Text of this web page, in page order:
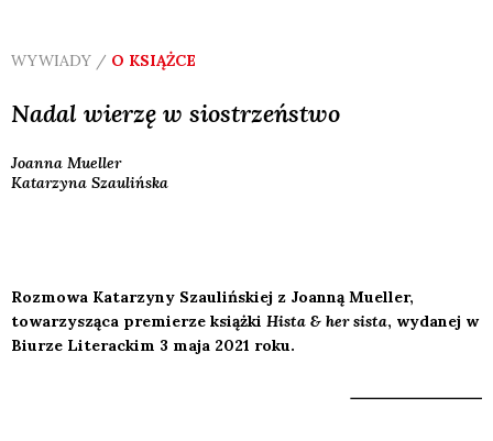
WYWIADY / O KSIĄŻCE
Nadal wierzę w siostrzeństwo
Joanna Mueller
Katarzyna Szaulińska
Rozmowa Katarzyny Szaulińskiej z Joanną Mueller,
towarzysząca premierze książki Hista & her sista, wydanej w
Biurze Literackim 3 maja 2021 roku.